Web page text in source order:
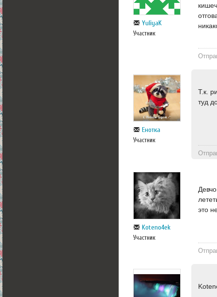
YuliyaK
Участник
Енотка
Участник
Т.к.
туд
Koteno4ek
Участник
это